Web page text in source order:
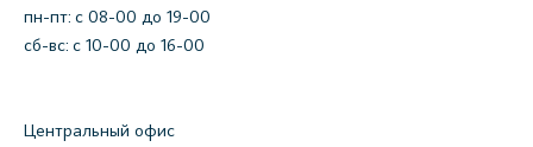
пн-пт: c 08-00 до 19-00
сб-вс: с 10-00 до 16-00
Центральный офис